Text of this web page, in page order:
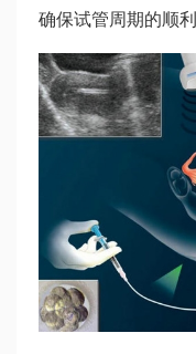
确保试管周期的顺